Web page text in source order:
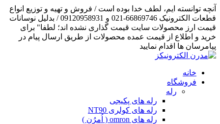
آنچه توانسته ایم، لطف خدا بوده است / فروش و تهیه و توزیع انواع
قطعات الکترونیک 66869746-021 و 09120958931 / بدلیل نوسانات
قیمت ارز محصولات سایت قیمت گذاری نشده اند؛ لطفا" برای
خرید و اطلاع از قیمت عمده محصولات از طریق ارسال پیام در
پیامرسان ها اقدام نمایید
خانه
فروشگاه
رله
رله های پکیجی
رله های کولری NT90
رله های omron ( اُمرُن )